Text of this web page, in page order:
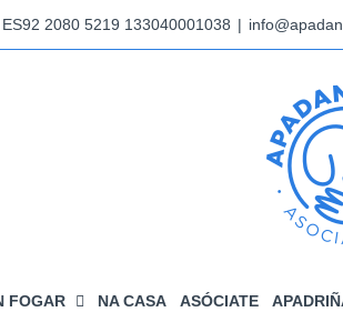
2080 5219 133040001038 |
FOGAR NA CASA ASÓCIATE